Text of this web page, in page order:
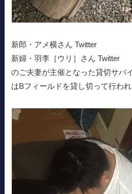
新郎・アメ横さん Twitter
新婦・羽李［ウリ］さん Twitter
のご夫妻が主催となった貸切サバ
はBフィールドを貸し切って行われ